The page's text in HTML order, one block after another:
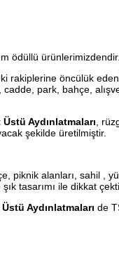
ödüllü ürünlerimizdendir.
rakiplerine öncülük eden
park, bahçe,
Üstü Aydınlatmaları,
şekilde üretilmiştir.
alanları, sahil ,
tasarımı ile dikkat
Aydınlatmaları de